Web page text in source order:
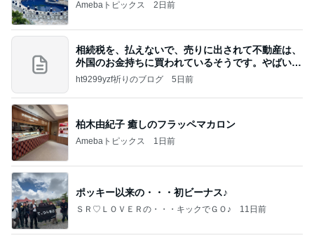
Amebaトピックス 2日前
相続税を、払えないで、売りに出されて不動産は、
外国のお金持ちに買われているそうです。やばいで
すよ
ht9299yzf祈りのブログ 5日前
柏木由紀子 癒しのフラッペマカロン
Amebaトピックス 1日前
ポッキー以来の・・・初ビーナス♪
ＳＲ♡ＬＯＶＥＲの・・・キックでＧＯ♪ 11日前